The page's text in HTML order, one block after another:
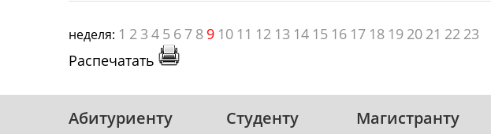
неделя: 1 2 3 4 5 6 7 8 9 10 11 12 13 14 15 16 17 18 19 20 21 22 23
Распечатать
Абитуриенту Студенту Магистранту